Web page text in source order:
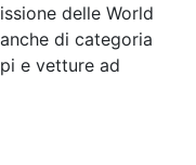
delle World
di categoria
e vetture ad